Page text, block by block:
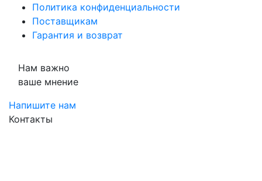
Политика конфиденциальности
Поставщикам
Гарантия и возврат
Нам важно
ваше мнение
Напишите нам
Контакты